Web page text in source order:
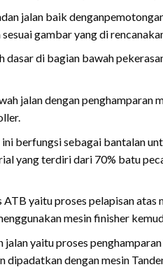
jalan baik
gambar yang di
dasar di bagian bawah
jalan dengan
ini berfungsi sebagai bantalan
yang terdiri dari 70% batu
yaitu proses pelapisan
mesin finisher
jalan yaitu proses
dengan mesin